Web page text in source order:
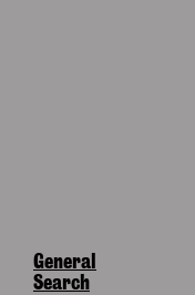
General
Search